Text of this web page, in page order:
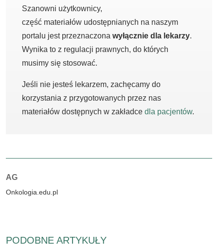
Szanowni użytkownicy,
część materiałów udostępnianych na naszym
portalu jest przeznaczona wyłącznie dla lekarzy.
Wynika to z regulacji prawnych, do których
musimy się stosować.
Jeśli nie jesteś lekarzem, zachęcamy do
korzystania z przygotowanych przez nas
materiałów dostępnych w zakładce dla pacjentów.
Autorzy:
AG
Onkologia.edu.pl
PODOBNE ARTYKUŁY